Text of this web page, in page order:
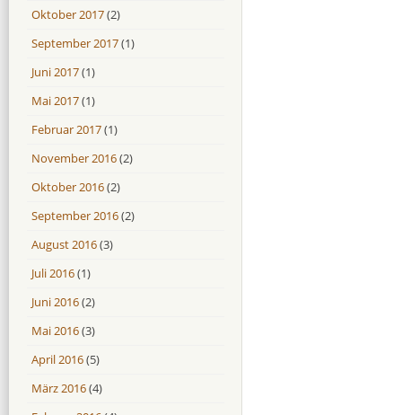
Oktober 2017(2)
September 2017(1)
Juni 2017(1)
Mai 2017(1)
Februar 2017(1)
November 2016(2)
Oktober 2016(2)
September 2016(2)
August 2016(3)
Juli 2016(1)
Juni 2016(2)
Mai 2016(3)
April 2016(5)
März 2016(4)